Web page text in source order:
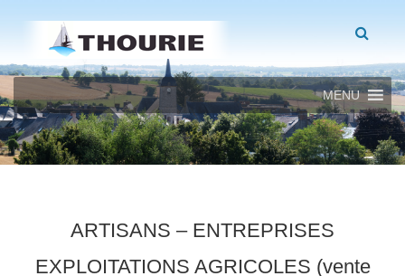
MENU
ARTISANS – ENTREPRISES
EXPLOITATIONS AGRICOLES (vente